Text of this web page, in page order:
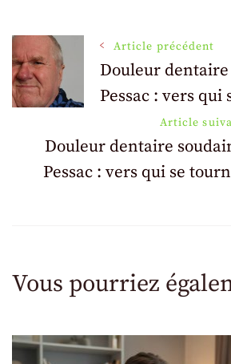
Navigation
des
articles
Article précédent
Douleur
Pessac : vers qui
Article
Douleur dentaire
Pessac : vers qui se
Vous pourriez